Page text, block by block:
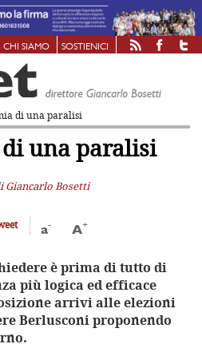
CHI SIAMO SOSTIENICI
di una paralisi
una paralisi
Bosetti
a- A+
è prima di tutto di
più logica ed efficace
arrivi alle elezioni
Berlusconi proponendo